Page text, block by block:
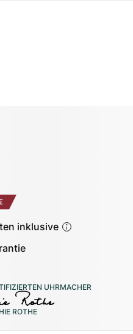
inklusive
UHRMACHER
ROTHE